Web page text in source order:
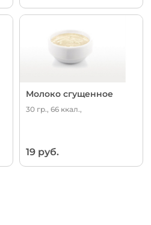
Молоко сгущенное
30 гр., 66 ккал.,
19 руб.